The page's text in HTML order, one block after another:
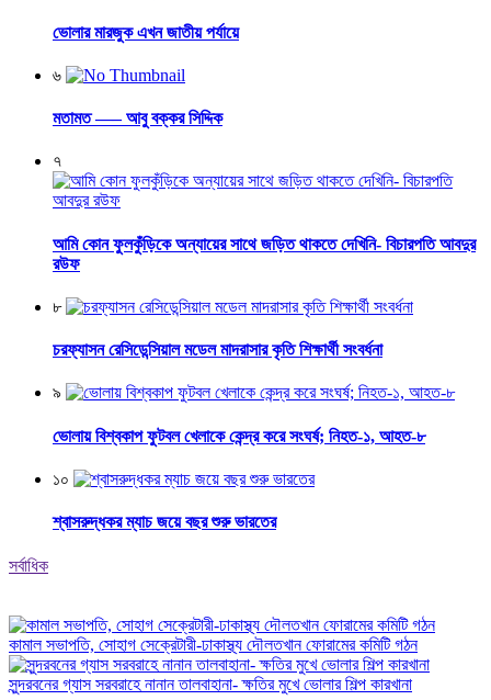
ভোলার মারজুক এখন জাতীয় পর্যায়ে
৬
মতামত —– আবু বক্কর সিদ্দিক
৭
আমি কোন ফুলকুঁড়িকে অন্যায়ের সাথে জড়িত থাকতে দেখিনি- বিচারপতি আবদুর
রউফ
৮
চরফ্যাসন রেসিডেন্সিয়াল মডেল মাদরাসার কৃতি শিক্ষার্থী সংবর্ধনা
৯
ভোলায় বিশ্বকাপ ফুটবল খেলাকে কেন্দ্র করে সংঘর্ষ; নিহত-১, আহত-৮
১০
শ্বাসরুদ্ধকর ম্যাচ জয়ে বছর শুরু ভারতের
সর্বাধিক
কামাল সভাপতি, সোহাগ সেক্রেটারী-ঢাকাস্থ্য দৌলতখান ফোরামের কমিটি গঠন
সুন্দরবনের গ্যাস সরবরাহে নানান তালবাহানা- ক্ষতির মুখে ভোলার শিল্প কারখানা